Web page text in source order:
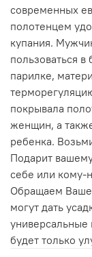
современных
полотенцем
купания.
пользоваться
парилке,
покрывала
женщин, а
ребенка.
Подарит
себе или кому-
Обращаем Ваше
могут дать
будет только